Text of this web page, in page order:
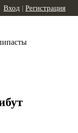
Вход | Регистрация